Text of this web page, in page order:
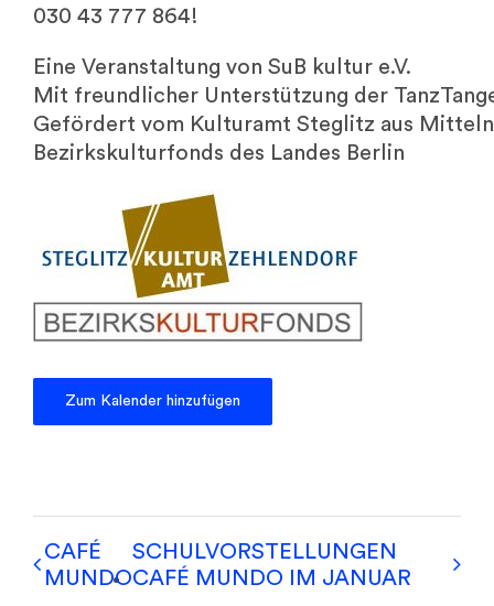
030 43 777 864!
Eine Veranstaltung von SuB kultur e.V.
Mit freundlicher Unterstützung der
Gefördert vom Kulturamt Steglitz aus
Bezirkskulturfonds des Landes Berlin
Zum Kalender hinzufügen
CAFÉ
MUNDO
SCHULVORSTELLUNGEN
CAFÉ MUNDO IM JANUAR